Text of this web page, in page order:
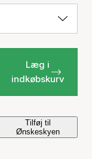
Læg i
indkøbskurv
Tilføj til
Ønskeskyen